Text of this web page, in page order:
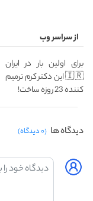
از سراسر وب
برای اولین بار در ایران
🇮🇷 این دکتر کرم ترمیم
کننده 23 روزه ساخت!
دیدگاه ها (۰ دیدگاه)